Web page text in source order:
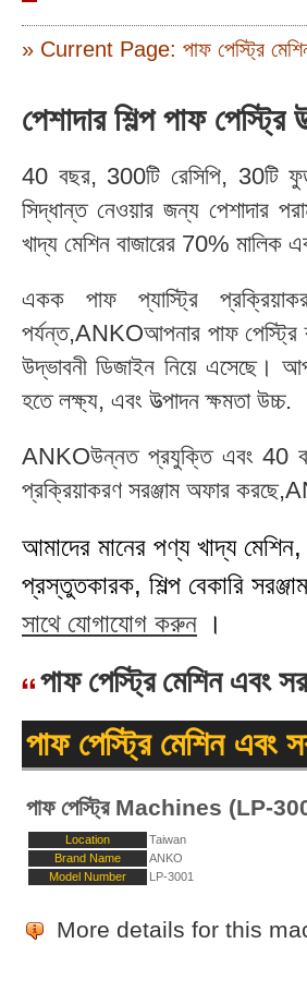
» Current Page: পাফ পেস্ট্রি
পেশাদার শিল্প পাফ
40 বছর, 300টি রেসিপি, 30টি
সিদ্ধান্ত নেওয়ার জন্য পেশাদার
খাদ্য মেশিন বাজারের 70% মালিক
একক পাফ প্যাস্ট্রি
পর্যন্ত,ANKOআপনার পাফ পেস্ট্রি
উদ্ভাবনী ডিজাইন নিয়ে এসেছে।
হতে লক্ষ্য, এবং উত্পাদন ক্ষমতা উচ্চ.
ANKOউন্নত প্রযুক্তি এবং 40
প্রক্রিয়াকরণ সরঞ্জাম অফার
আমাদের মানের পণ্য খাদ্য মেশিন,
প্রস্তুতকারক, শিল্প বেকারি
সাথে যোগাযোগ করুন ।
পাফ পেস্ট্রি মেশিন এবং
পাফ পেস্ট্রি মেশিন এবং
পাফ পেস্ট্রি Machines (LP-
Location
Taiwan
Brand Name
ANKO
Model Number
LP-3001
More details for this